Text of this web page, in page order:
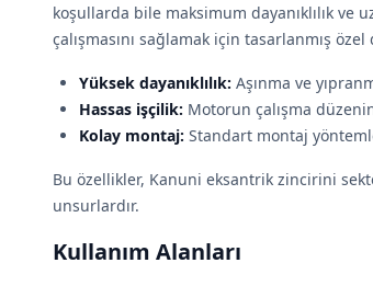
koşullarda bile maksimum dayanıklılık
çalışmasını sağlamak için tasarlanmış
Yüksek dayanıklılık: Aşınma ve
Hassas işçilik: Motorun çalışma
Kolay montaj: Standart montaj
Bu özellikler, Kanuni eksantrik zincirini
unsurlardır.
Kullanım Alanları